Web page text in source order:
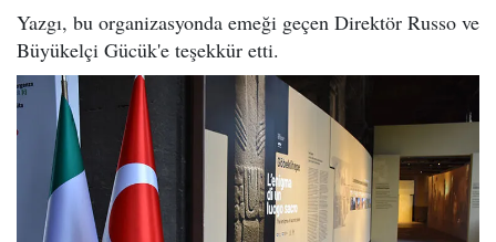
Yazgı, bu organizasyonda emeği geçen Direktör Russo ve
Büyükelçi Gücük'e teşekkür etti.